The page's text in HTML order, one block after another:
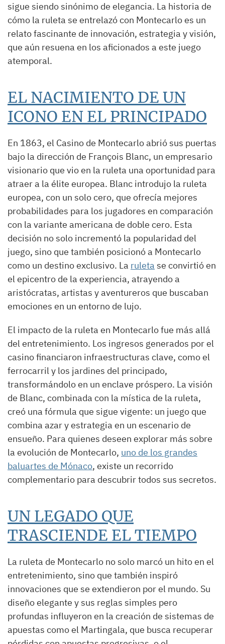
sigue siendo sinónimo de elegancia. La historia de
cómo la ruleta se entrelazó con Montecarlo es un
relato fascinante de innovación, estrategia y visión,
que aún resuena en los aficionados a este juego
atemporal.
EL NACIMIENTO DE UN
ICONO EN EL PRINCIPADO
En 1863, el Casino de Montecarlo abrió sus puertas
bajo la dirección de François Blanc, un empresario
visionario que vio en la ruleta una oportunidad para
atraer a la élite europea. Blanc introdujo la ruleta
europea, con un solo cero, que ofrecía mejores
probabilidades para los jugadores en comparación
con la variante americana de doble cero. Esta
decisión no solo incrementó la popularidad del
juego, sino que también posicionó a Montecarlo
como un destino exclusivo. La ruleta se convirtió en
el epicentro de la experiencia, atrayendo a
aristócratas, artistas y aventureros que buscaban
emociones en un entorno de lujo.
El impacto de la ruleta en Montecarlo fue más allá
del entretenimiento. Los ingresos generados por el
casino financiaron infraestructuras clave, como el
ferrocarril y los jardines del principado,
transformándolo en un enclave próspero. La visión
de Blanc, combinada con la mística de la ruleta,
creó una fórmula que sigue vigente: un juego que
combina azar y estrategia en un escenario de
ensueño. Para quienes deseen explorar más sobre
la evolución de Montecarlo, uno de los grandes
baluartes de Mónaco, existe un recorrido
complementario para descubrir todos sus secretos.
UN LEGADO QUE
TRASCIENDE EL TIEMPO
La ruleta de Montecarlo no solo marcó un hito en el
entretenimiento, sino que también inspiró
innovaciones que se extendieron por el mundo. Su
diseño elegante y sus reglas simples pero
profundas influyeron en la creación de sistemas de
apuestas como el Martingala, que busca recuperar